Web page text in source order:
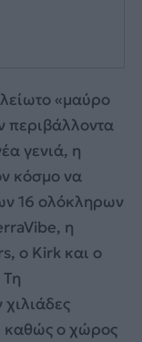
«μαύρο
περιβάλλοντα
γενιά, η
κόσμο να
16 ολόκληρων
η
ο Kirk και ο
καθώς ο χώρος